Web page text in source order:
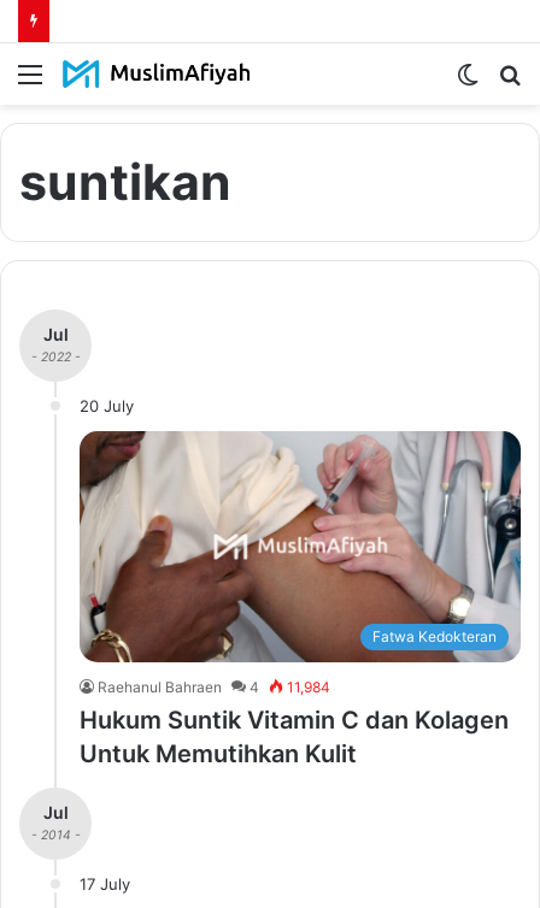
Menu
Switch
suntikan
Jul
- 2022 -
20 July
Fatwa Kedokteran
Raehanul Bahraen 4 11,984
Hukum Suntik Vitamin C dan Kolagen
Untuk Memutihkan Kulit
Jul
- 2014 -
17 July